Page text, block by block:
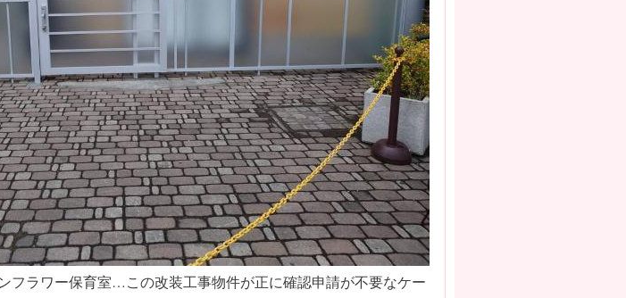
フラワー保育室…この改装工事物件が正に確認申請が不要なケー